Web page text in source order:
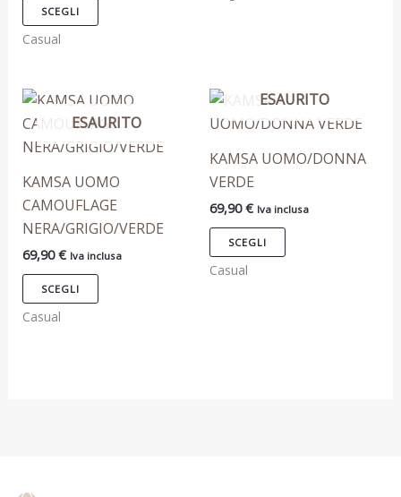
SCEGLI
pagina
Casual
ESAURITO
KAMSA UOMO
CAMOUFLAGE
NERA/GRIGIO/VERDE
69,90€ Iva inclusa
SCEGLI
Questo
prodotto
ha
varianti.
Le
opzioni
possono
scelte
Casual
ESAURITO
KAMSA UOMO/DONNA
VERDE
69,90€ Iva inclusa
SCEGLI
Questo
prodotto
più
Le
possono
Casual